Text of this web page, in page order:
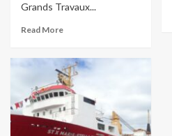
Grands Travaux...
Read More